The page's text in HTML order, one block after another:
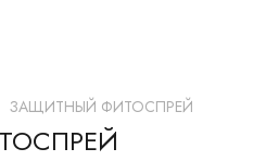
ЗАЩИТНЫЙ ФИТОСПРЕЙ